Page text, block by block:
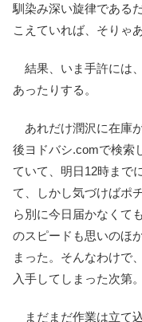
馴染み深い旋律である
こえていれば、そりゃ
結果、いま手許には、
あったりする。
あれだけ潤沢に在庫
後ヨドバシ.comで検索
ていて、明日12時まで
て、しかし気づけばポ
ら別に今日届かなくて
のスピードも思いのほ
まった。そんなわけで
入手してしまった次第。
まだまだ作業は立て